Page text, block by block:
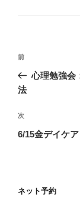
投
ナ
ゲ
ー
前
の
投
前
心理勉強会
法
次
の
次
6/15金デイケ
ネット予約